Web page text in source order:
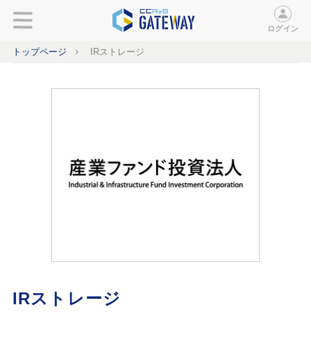
ログイン
トップページ IRストレージ
IRストレージ